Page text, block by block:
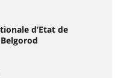
d’Etat de